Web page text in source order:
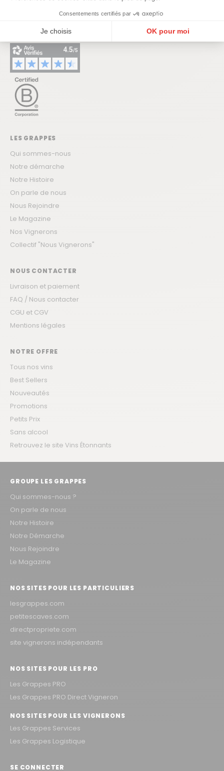
Consentements certifiés par
Je choisis OK pour moi
Axeptio consent
Plateforme de Gestion du Consentement : Personnalisez vos Options
Notre plateforme vous permet d'adapter et de gérer vos paramètres de confidentialité, en
par des femmes et des hommes qui travaillent eux-mêmes
leur sol et leur raisin.
LES GRAPPES
Qui sommes-nous
Notre démarche
Notre Histoire
On parle de nous
Nous Rejoindre
Le Magazine
Nos Vignerons
Collectif "Nous Vignerons"
NOUS CONTACTER
Livraison et paiement
FAQ / Nous contacter
CGU et CGV
Mentions légales
NOTRE OFFRE
Tous nos vins
Best Sellers
Nouveautés
Promotions
Petits Prix
Sans alcool
Retrouvez le site Vins Étonnants
GROUPE LES GRAPPES
Qui sommes-nous ?
On parle de nous
Notre Histoire
Notre Démarche
Nous Rejoindre
Le Magazine
NOS SITES POUR LES PARTICULIERS
lesgrappes.com
petitescaves.com
directpropriete.com
site vignerons indépendants
NOS SITES POUR LES PRO
Les Grappes PRO
Les Grappes PRO Direct Vigneron
NOS SITES POUR LES VIGNERONS
Les Grappes Services
Les Grappes Logistique
SE CONNECTER